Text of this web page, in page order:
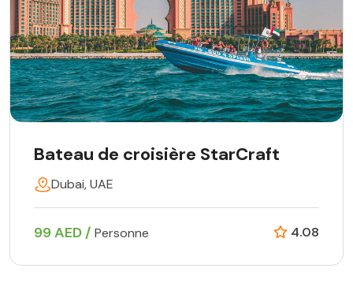
Bateau de croisière StarCraft
Dubai, UAE
99 AED / Personne 4.08